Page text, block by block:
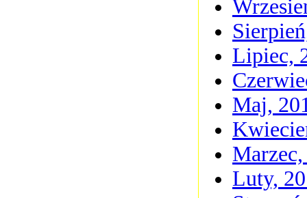
Lipiec,
Maj,
Luty,